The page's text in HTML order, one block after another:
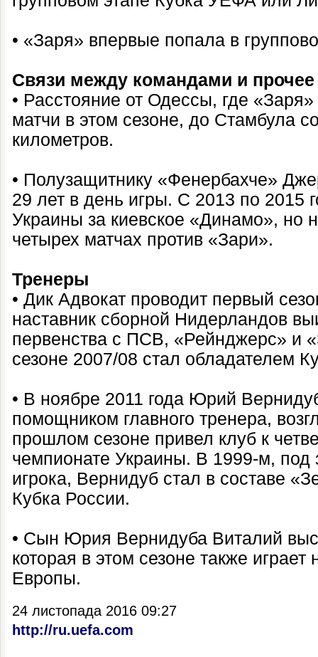
• «Заря» впервые попала в
Связи между командами и прочее
• Расстояние от Одессы, где
матчи в этом сезоне, до Стамбула
километров.
• Полузащитнику «Фенербахче»
29 лет в день игры. С 2013 по 2015
Украины за киевское «Динамо», но
четырех матчах против «Зари».
Тренеры
• Дик Адвокат проводит первый
наставник сборной Нидерландов
первенства с ПСВ, «Рейнджерс» и
сезоне 2007/08 стал обладателем
• В ноябре 2011 года Юрий
помощником главного тренера,
прошлом сезоне привел клуб к
чемпионате Украины. В 1999-м, под
игрока, Вернидуб стал в составе
Кубка России.
• Сын Юрия Вернидуба Виталий
которая в этом сезоне также играет
Европы.
24 листопада 2016 09:27
http://ru.uefa.com